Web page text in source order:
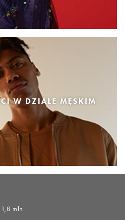
W DZIALE MĘSKIM
1,8 mln